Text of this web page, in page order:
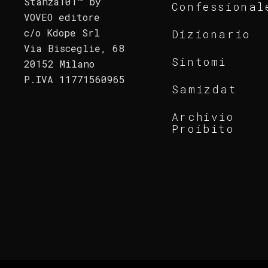
VOVEO editore
c/o Kdope Srl
Via Bisceglie, 68
20152 Milano
P.IVA 11771560965
Dizionario
Sintomi
Samizdat
Archivio
Proibito